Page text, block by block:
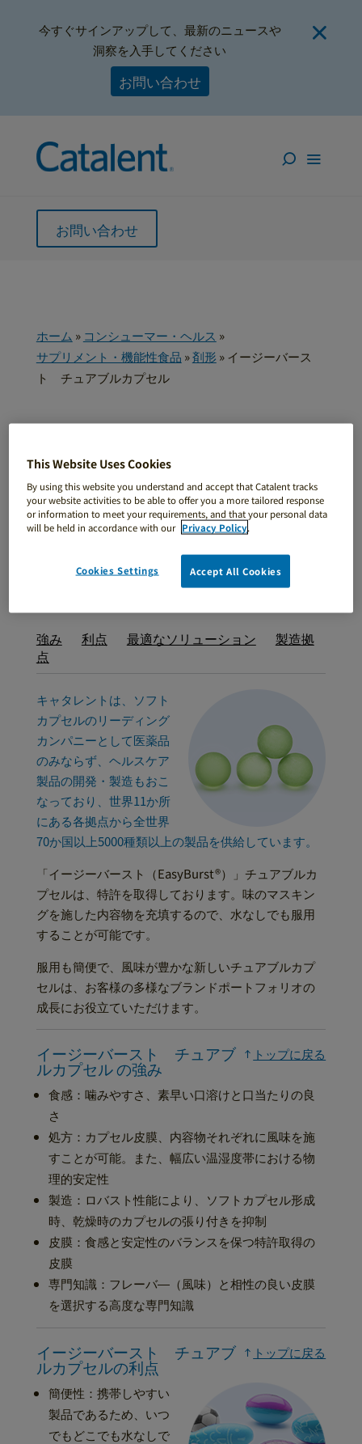
今すぐサインアップして、最新のニュースや
洞察を入手してください
お問い合わせ
お問い合わせ
ホーム » コンシューマー・ヘルス »
サプリメント・機能性食品 »剤形 »イージーバース
ト チュアブルカプセル
イージーバース
ト チュアブルカ
プセル
食感・味を楽しむことができる、チ
ュアブルカプセル
強み 利点 最適なソリューション
製造拠
点
キャタレントは、ソフト
カプセルのリーディング
カンパニーとして医薬品
のみならず、ヘルスケア
製品の開発・製造もおこ
なっており、世界11か所
にある各拠点から全世界
70か国以上5000種類以上の製品を供給しています。
「イージーバースト（EasyBurst®）」チュアブルカ
プセルは、特許を取得しております。味のマスキン
グを施した内容物を充填するので、水なしでも服用
することが可能です。
服用も簡便で、風味が豊かな新しいチュアブルカプ
セルは、お客様の多様なブランドポートフォリオの
成長にお役立ていただけます。
トップに戻る
イージーバースト チュアブ
ルカプセル の強み
食感：噛みやすさ、素早い口溶けと口当たりの良
さ
処方：カプセル皮膜、内容物それぞれに風味を施
すことが可能。また、幅広い温湿度帯における物
理的安定性
製造：ロバスト性能により、ソフトカプセル形成
時、乾燥時のカプセルの張り付きを抑制
皮膜：食感と安定性のバランスを保つ特許取得の
皮膜
専門知識：フレーバ―（風味）と相性の良い皮膜
を選択する高度な専門知識
トップに戻る
イージーバースト チュアブ
ルカプセルの利点
簡便性：携帯しやすい
製品であるため、いつ
でもどこでも水なしで
This Website Uses Cookies
By using this website you understand and accept that Catalent tracks
your website activities to be able to offer you a more tailored response
or information to meet your requirements, and that your personal data
will be held in accordance with our Privacy Policy.
Cookies Settings Accept All Cookies